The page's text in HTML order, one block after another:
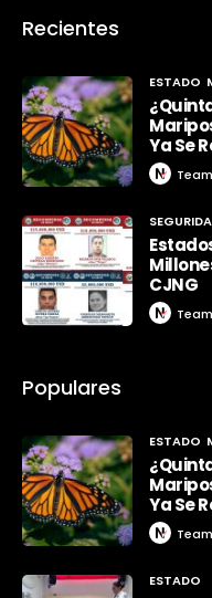
Recientes
ESTADO
Ya Se
CJNG
Populares
ESTADO
Ya Se
ESTADO